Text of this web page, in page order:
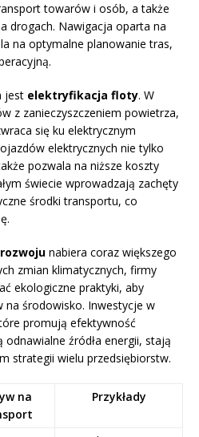
towarów i osób, a także
drogach. Nawigacja oparta na
na optymalne planowanie tras,
jest elektryfikacja floty. W
z zanieczyszczeniem powietrza,
się ku elektrycznym
elektrycznych nie tylko
pozwala na niższe koszty
świecie wprowadzają zachęty
środki transportu, co
nabiera coraz większego
zmian klimatycznych, firmy
ekologiczne praktyki, aby
na środowisko. Inwestycje w
promują efektywność
źródła energii, stają
strategii wielu przedsiębiorstw.
na
Przykłady